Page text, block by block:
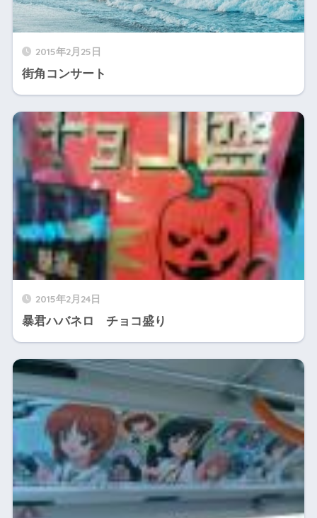
2015年2月25日
街角コンサート
2015年2月24日
暴君ハバネロ チョコ盛り